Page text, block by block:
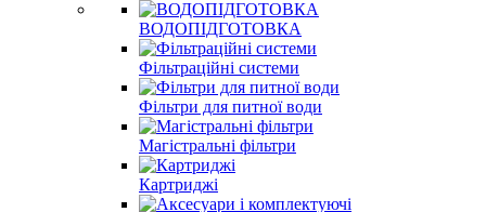
ВОДОПІДГОТОВКА
Фільтраційні системи
Фільтри для питної води
Магістральні фільтри
Картриджі